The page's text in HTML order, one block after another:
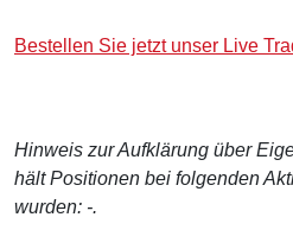
Bestellen Sie jetzt unser Live
Hinweis zur Aufklärung über
hält Positionen bei folgenden
wurden: -.